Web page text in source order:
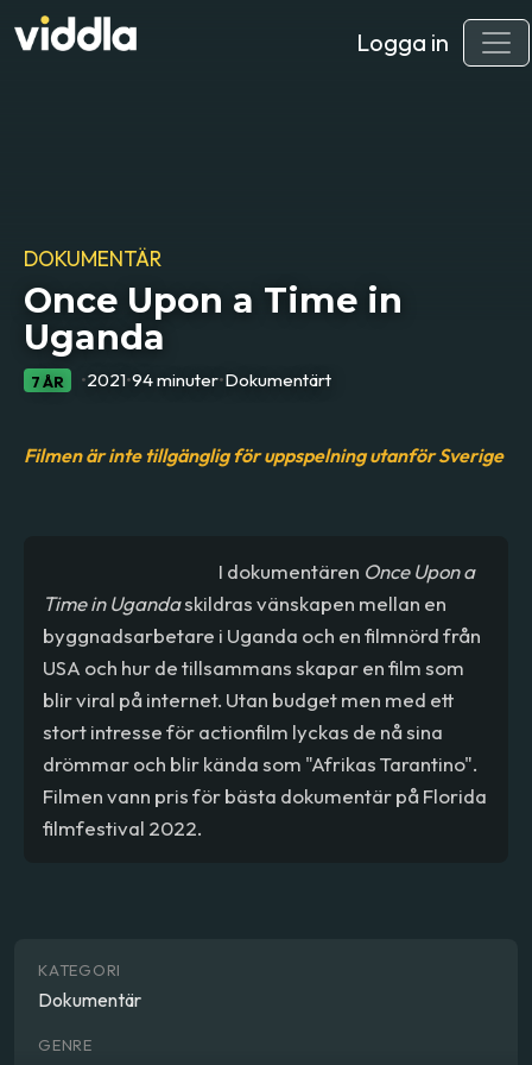
Logga in
DOKUMENTÄR
Once Upon a Time in
Uganda
7 ÅR •2021•94 minuter•Dokumentärt
Filmen är inte tillgänglig för uppspelning utanför Sverige
I dokumentären Once Upon a
Time in Ugandaskildras vänskapen mellan en
byggnadsarbetare i Uganda och en filmnörd från
USA och hur de tillsammans skapar en film som
blir viral på internet. Utan budget men med ett
stort intresse för actionfilm lyckas de nå sina
drömmar och blir kända som "Afrikas Tarantino".
Filmen vann pris för bästa dokumentär på Florida
filmfestival 2022.
KATEGORI
Dokumentär
GENRE